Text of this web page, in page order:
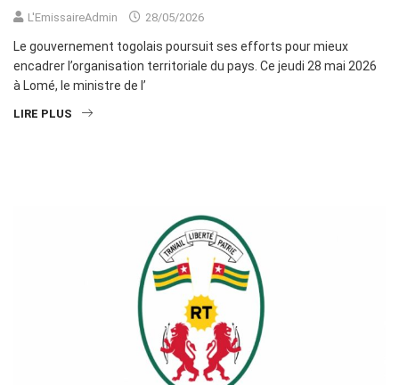
L'EmissaireAdmin 28/05/2026
Le gouvernement togolais poursuit ses efforts pour mieux
encadrer l’organisation territoriale du pays. Ce jeudi 28 mai 2026
à Lomé, le ministre de l’
LIRE PLUS